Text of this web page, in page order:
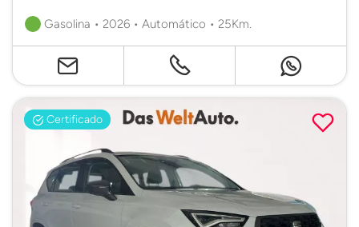
Gasolina • 2026 • Automático • 25Km.
Certificado